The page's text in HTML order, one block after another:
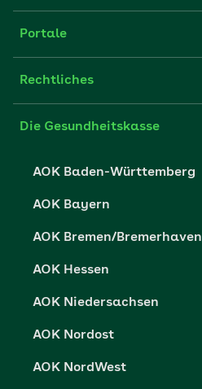
FAQ
Struktur & Verwaltung
Partner der AOK
Portale
Fachportal für Arbeitgeber
Presse- und Politikportal
Vertriebspartner-Service
Rechtliches
Impressum
Die Gesundheitskasse
AOK Baden-Württemberg
AOK Bayern
AOK Bremen/Bremerhaven
AOK Hessen
AOK Niedersachsen
AOK Nordost
AOK NordWest